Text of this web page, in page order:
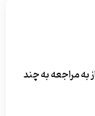
مراجعه به چند